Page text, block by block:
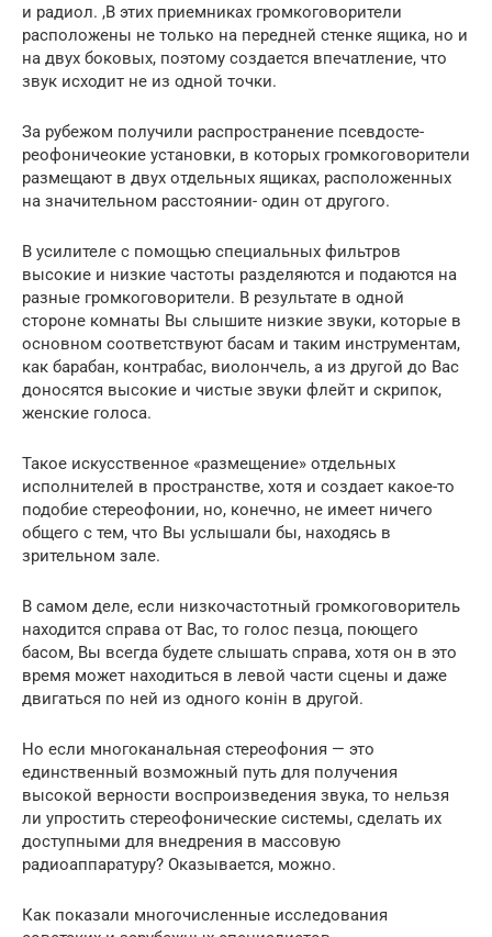
и радиол. ,В этих приемниках громкоговорители
расположены не только на передней стенке ящика, но и
на двух боковых, поэтому создается впечатление, что
звук исходит не из одной точки.
За рубежом получили распространение псевдосте-
реофоничеокие установки, в которых громкоговорители
размещают в двух отдельных ящиках, расположенных
на значительном расстоянии- один от другого.
В усилителе с помощью специальных фильтров
высокие и низкие частоты разделяются и подаются на
разные громкоговорители. В результате в одной
стороне комнаты Вы слышите низкие звуки, которые в
основном соответствуют басам и таким инструментам,
как барабан, контрабас, виолончель, а из другой до Вас
доносятся высокие и чистые звуки флейт и скрипок,
женские голоса.
Такое искусственное «размещение» отдельных
исполнителей в пространстве, хотя и создает какое-то
подобие стереофонии, но, конечно, не имеет ничего
общего с тем, что Вы услышали бы, находясь в
зрительном зале.
В самом деле, если низкочастотный громкоговоритель
находится справа от Вас, то голос пезца, поющего
басом, Вы всегда будете слышать справа, хотя он в это
время может находиться в левой части сцены и даже
двигаться по ней из одного конін в другой.
Но если многоканальная стереофония — это
единственный возможный путь для получения
высокой верности воспроизведения звука, то нельзя
ли упростить стереофонические системы, сделать их
доступными для внедрения в массовую
радиоаппаратуру? Оказывается, можно.
Как показали многочисленные исследования